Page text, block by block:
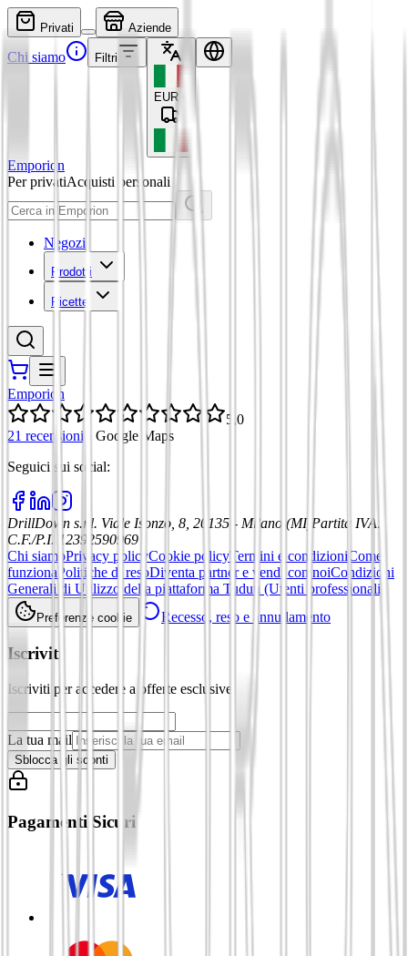
Privati Aziende
Chi siamo Filtri
EUR
Emporion
Per privatiAcquisti personali
Negozi
Prodotti
Ricette
Emporion
5,0
21 recensioni
Google Maps
Seguici sui social:
DrillDown s.r.l. Viale Isonzo, 8, 20135 - Milano (MI) Partita IVA:
C.F./P.I. 12392590969
Chi siamoPrivacy policyCookie policyTermini e condizioni Come
funziona Politiche di resoDiventa partner e vendi con noiCondizioni
Generali di Utilizzo della piattaforma Tuduu (Utenti professionali)
Preferenze cookie Recesso, reso e annullamento
Iscriviti
Iscriviti per accedere a offerte esclusive
La tua mail
Sblocca gli sconti
Pagamenti Sicuri